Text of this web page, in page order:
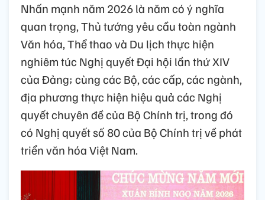
Nhấn mạnh năm 2026 là năm có ý nghĩa
quan trọng, Thủ tướng yêu cầu toàn ngành
Văn hóa, Thể thao và Du lịch thực hiện
nghiêm túc Nghị quyết Đại hội lần thứ XIV
của Đảng; cùng các Bộ, các cấp, các ngành,
địa phương thực hiện hiệu quả các Nghị
quyết chuyên đề của Bộ Chính trị, trong đó
có Nghị quyết số 80 của Bộ Chính trị về phát
triển văn hóa Việt Nam.